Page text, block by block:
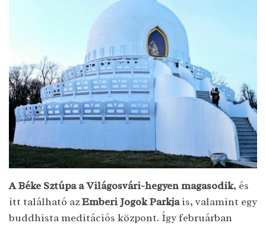
A Béke Sztúpa a Világosvári-hegyen magasodik, és
itt található azEmberi Jogok Parkjais, valamint egy
buddhista meditációs központ. Így februárban